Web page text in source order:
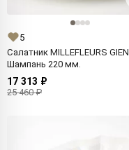
5
Салатник MILLEFLEURS GIEN
Шампань 220 мм.
17 313 ₽
25 460 ₽